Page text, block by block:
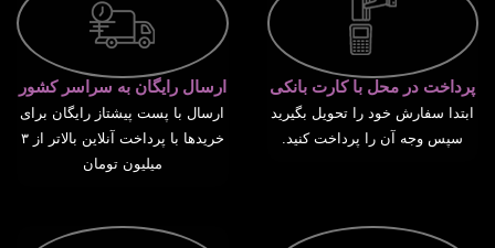
پرداخت در محل با کارت بانکی
ابتدا سفارش خود را تحویل بگیرید
سپس وجه آن را پرداخت کنید.
ارسال رایگان به سراسر کشور
ارسال با پست پیشتاز رایگان برای
خریدها با پرداخت آنلاین بالاتر از ۳
میلیون تومان